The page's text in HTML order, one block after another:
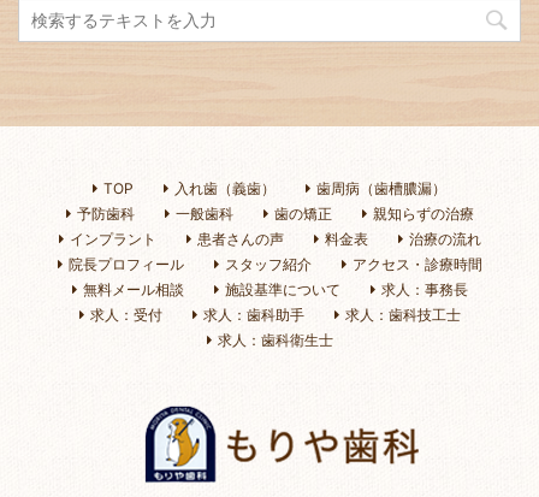
TOP 入れ歯（義歯）
歯周病（歯槽膿漏）
予防歯科
一般歯科 歯の矯正
親知らずの治療
インプラント
患者さんの声 料金表
治療の流れ
院長プロフィール
スタッフ紹介
アクセス・診療時間
無料メール相談
施設基準について
求人：事務長
求人：受付
求人：歯科助手
求人：歯科技工士
求人：歯科衛生士